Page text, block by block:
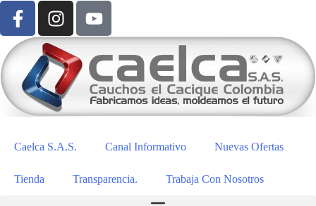
Caelca S.A.S. Canal Informativo Nuevas Ofertas
Tienda Transparencia. Trabaja Con Nosotros